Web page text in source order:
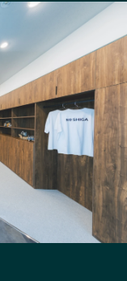
ア
リア
ア